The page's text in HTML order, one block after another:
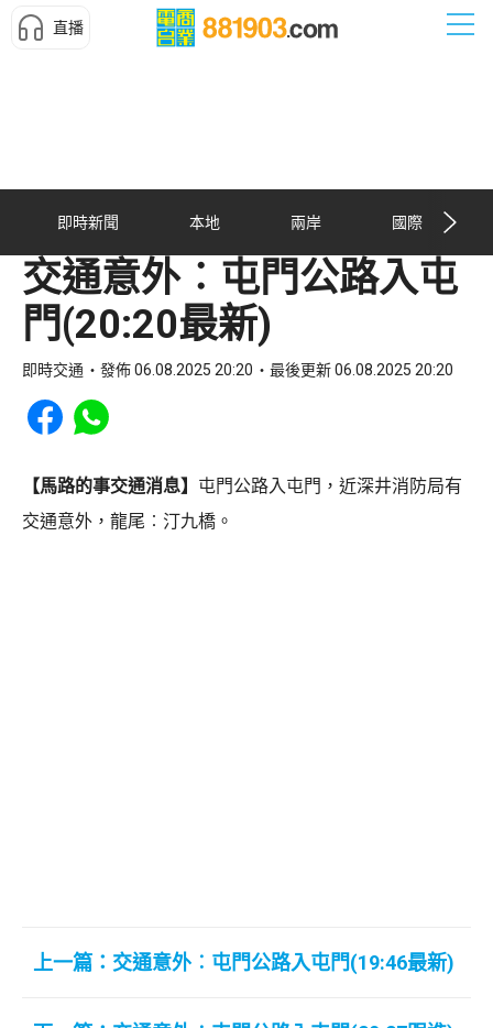
直播
即時新聞 本地 兩岸 國際
交通意外︰屯門公路入屯
門(20:20最新)
即時交通 發佈 06.08.2025 20:20 最後更新 06.08.2025 20:20
Share to Facebook
Share to WhatsApp
【馬路的事交通消息】 屯門公路入屯門，近深井消防局有
交通意外，龍尾︰汀九橋。
上一篇：交通意外︰屯門公路入屯門(19:46最新)